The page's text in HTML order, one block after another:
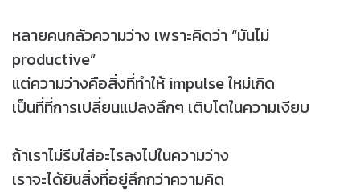
หลายคนกลัวความว่าง เพราะคิดว่า “มันไม่
productive”
แต่ความว่างคือสิ่งที่ทำให้ impulse ใหม่เกิด
เป็นที่ที่การเปลี่ยนแปลงลึกๆ เติบโตในความเงียบ
ถ้าเราไม่รีบใส่อะไรลงไปในความว่าง
เราจะได้ยินสิ่งที่อยู่ลึกกว่าความคิด